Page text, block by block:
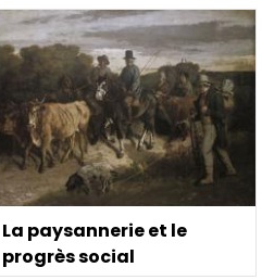
La paysannerie et le
progrès social